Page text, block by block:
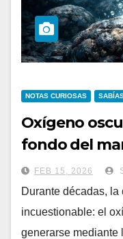
NOTAS CURIOSAS
Oxígeno
fondo del
FEB 15, 2026
Durante décadas,
incuestionable: el
generarse mediante